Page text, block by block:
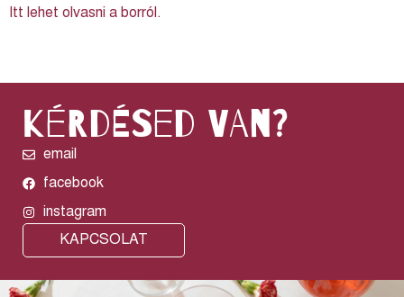
Itt lehet olvasni a borról.
kérdésed van?
email
facebook
instagram
KAPCSOLAT